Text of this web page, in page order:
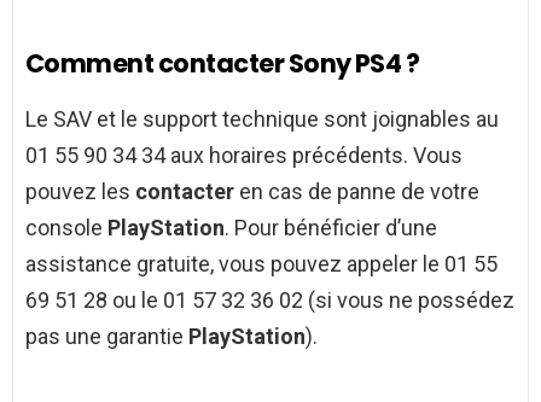
Comment contacter Sony PS4 ?
Le SAV et le support technique sont joignables au
01 55 90 34 34 aux horaires précédents. Vous
pouvez les contacter en cas de panne de votre
console PlayStation. Pour bénéficier d’une
assistance gratuite, vous pouvez appeler le 01 55
69 51 28 ou le 01 57 32 36 02 (si vous ne possédez
pas une garantie PlayStation).